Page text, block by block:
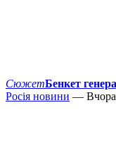
СюжетБенкет
Росія новини —